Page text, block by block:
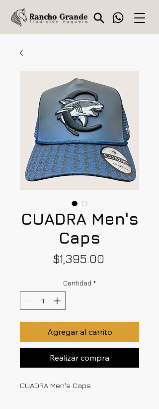
CUADRA Men's
Caps
$1,395.00
Cantidad *
Agregar al carrito
Realizar compra
CUADRA Men's Caps